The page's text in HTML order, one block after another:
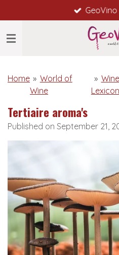
to
main
Home » World of
Wine
» Wine
Lexicon
Tertiaire aroma's
Published on September 21,